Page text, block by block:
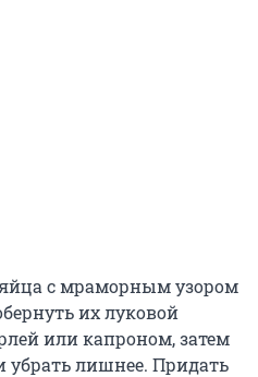
с мраморным узором
их луковой
или капроном, затем
убрать лишнее. Придать